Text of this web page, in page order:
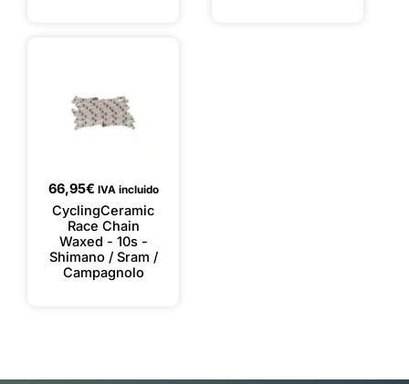
66,95€ IVA incluido
CyclingCeramic
Race Chain
Waxed - 10s -
Shimano / Sram /
Campagnolo